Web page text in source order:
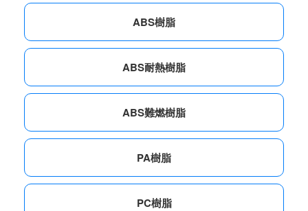
ABS樹脂
ABS耐熱樹脂
ABS難燃樹脂
PA樹脂
PC樹脂